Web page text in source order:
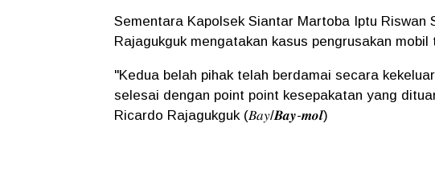
Sementara Kapolsek Siantar Martoba Iptu Riswan
Rajagukguk mengatakan kasus pengrusakan
"Kedua belah pihak telah berdamai secara
selesai dengan point point kesepakatan yang
Ricardo Rajagukguk (𝐵𝑎𝑦/𝑩𝒂𝒚-𝒎𝒐𝒍)